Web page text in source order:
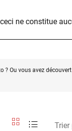
ne constitue
? Ou vous avez
Trier